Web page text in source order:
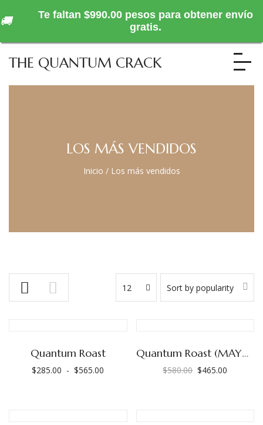
THE QUANTUM CRACK
LOS MÁS VENDIDOS
Inicio / Los más vendidos
Sort by popularity
12
Quantum Roast
$285.00 - $565.00
Quantum Roast (MAYOREO)
$580.00 $465.00
🚚
Te faltan $990.00 pesos para obtener envío
gratis.